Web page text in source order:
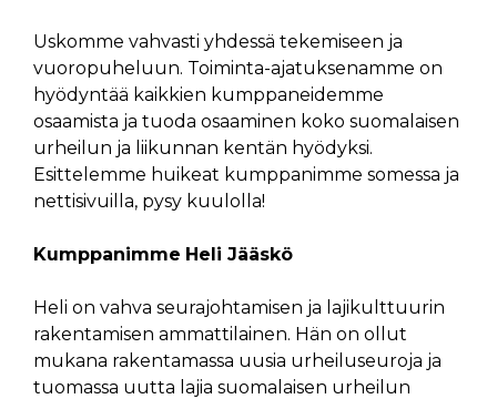
Uskomme vahvasti yhdessä tekemiseen ja
vuoropuheluun. Toiminta-ajatuksenamme on
hyödyntää kaikkien kumppaneidemme
osaamista ja tuoda osaaminen koko suomalaisen
urheilun ja liikunnan kentän hyödyksi.
Esittelemme huikeat kumppanimme somessa ja
nettisivuilla, pysy kuulolla!
Kumppanimme Heli Jääskö
Heli on vahva seurajohtamisen ja lajikulttuurin
rakentamisen ammattilainen. Hän on ollut
mukana rakentamassa uusia urheiluseuroja ja
tuomassa uutta lajia suomalaisen urheilun